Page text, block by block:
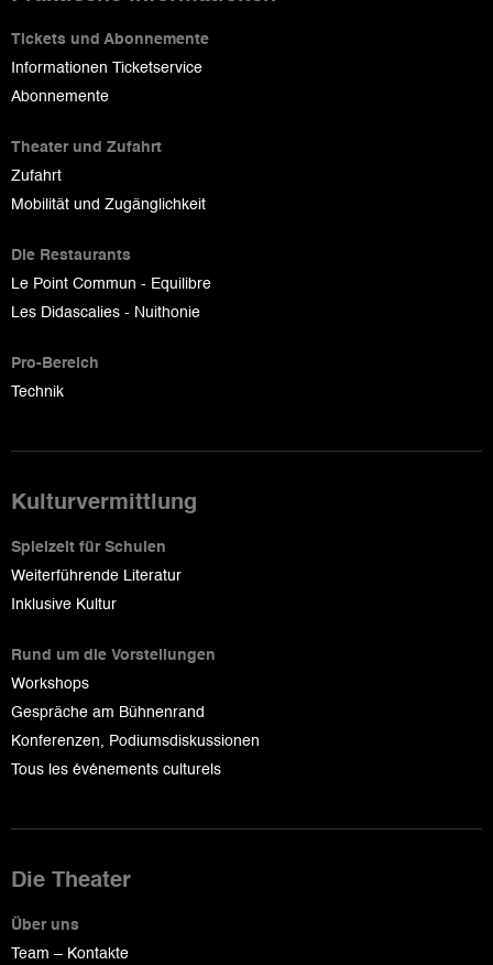
Tickets und Abonnemente
Informationen Ticketservice
Abonnemente
Theater und Zufahrt
Zufahrt
Mobilität und Zugänglichkeit
Die Restaurants
Le Point Commun - Equilibre
Les Didascalies - Nuithonie
Pro-Bereich
Technik
Kulturvermittlung
Spielzeit für Schulen
Weiterführende Literatur
Inklusive Kultur
Rund um die Vorstellungen
Workshops
Gespräche am Bühnenrand
Konferenzen, Podiumsdiskussionen
Tous les événements culturels
Die Theater
Über uns
Team – Kontakte